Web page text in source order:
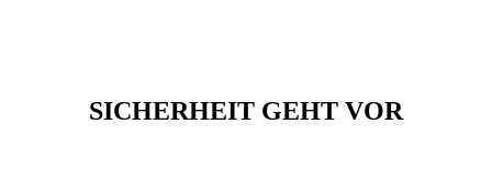
SICHERHEIT GEHT VOR